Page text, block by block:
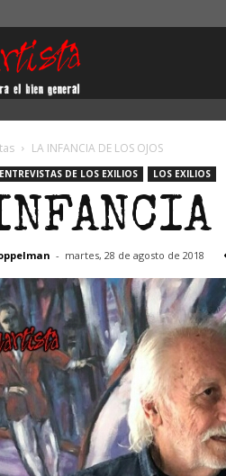
LA INFANCIA DE LOS OJOS
ENTREVISTAS DE LOS EXILIOS LOS EXILIOS
- martes, 28 de agosto de 2018